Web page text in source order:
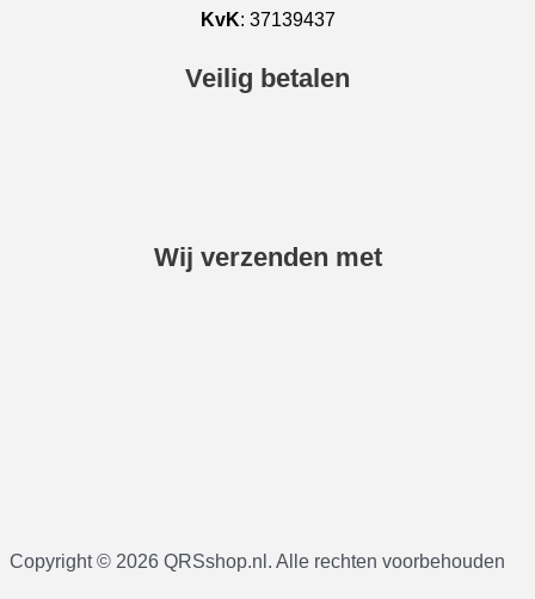
KvK: 37139437
Veilig betalen
Wij verzenden met
Copyright © 2026 QRSshop.nl. Alle rechten voorbehouden